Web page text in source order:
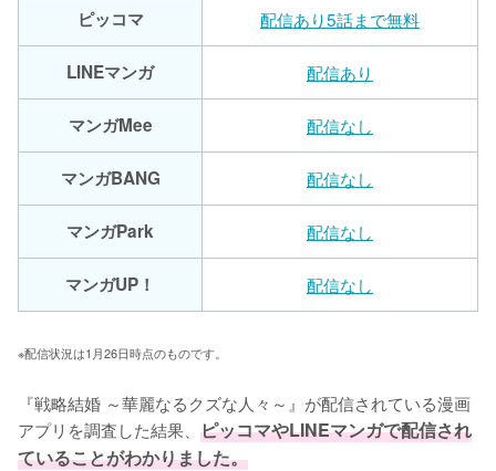
ピッコマ 配信あり5話まで無料
LINEマンガ 配信あり
マンガMee 配信なし
マンガBANG 配信なし
マンガPark 配信なし
マンガUP！ 配信なし
※配信状況は1月26日時点のものです。
『戦略結婚 ～華麗なるクズな人々～』が配信されている漫画
アプリを調査した結果、 ピッコマやLINEマンガで配信され
ていることがわかりました。